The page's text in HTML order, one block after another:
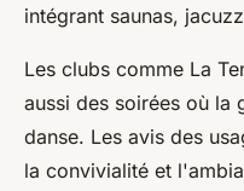
intégrant saunas,
Les clubs comme La
aussi des soirées où la
danse. Les avis des
la convivialité et